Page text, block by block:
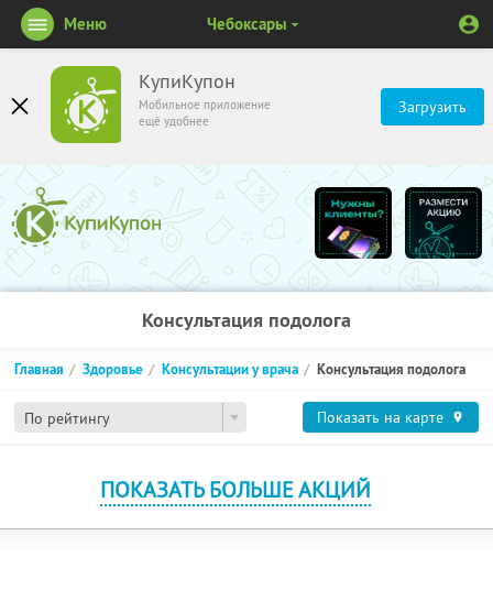
КупиКупон
Мобильное приложение
ещё удобнее
Загрузить
Меню Чебоксары
Консультация подолога
По рейтингу
Главная Здоровье Консультации у врача Консультация подолога
Показать на карте
ПОКАЗАТЬ БОЛЬШЕ АКЦИЙ